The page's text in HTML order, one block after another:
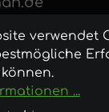
und dieAGB
markierten
verwendet
...